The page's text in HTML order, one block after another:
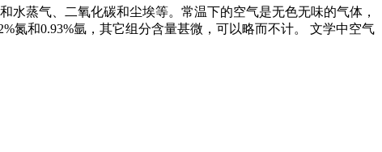
蒸气、二氧化碳和尘埃等。常温下的空气是无色无味的气体，
氮和0.93%氩，其它组分含量甚微，可以略而不计。 文学中空气